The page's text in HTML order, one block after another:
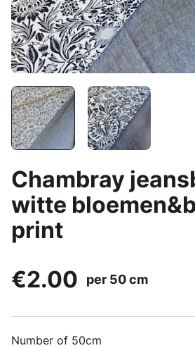
Chambray
witte
print
€2.00
per 50 cm
Number of 50cm